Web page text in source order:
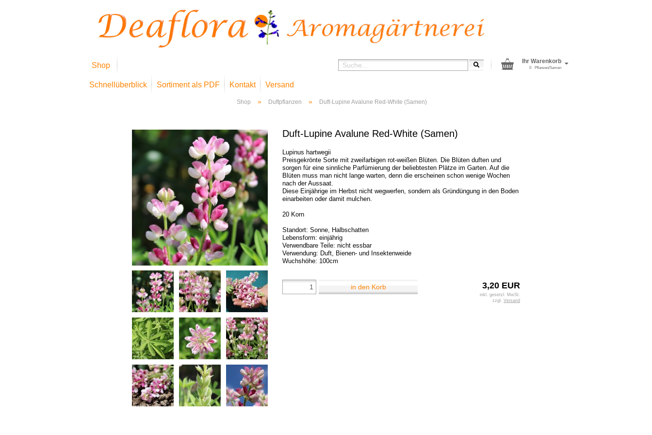
Shop
Schnellüberblick Sortiment als PDF Kontakt Versand
Ihr Warenkorb
Pflanzen/Samen
0
Shop » Duftpflanzen » Duft-Lupine Avalune Red-White (Samen)
Duft-Lupine Avalune Red-White (Samen)
Lupinus hartwegii
Preisgekrönte Sorte mit zweifarbigen rot-weißen Blüten. Die Blüten duften und
sorgen für eine sinnliche Parfümierung der beliebtesten Plätze im Garten. Auf die
Blüten muss man nicht lange warten, denn die erscheinen schon wenige Wochen
nach der Aussaat.
Diese Einjährige im Herbst nicht wegwerfen, sondern als Gründüngung in den Boden
einarbeiten oder damit mulchen.
20 Korn
Standort: Sonne, Halbschatten
Lebensform: einjährig
Verwendbare Teile: nicht essbar
Verwendung: Duft, Bienen- und Insektenweide
Wuchshöhe: 100cm
3,20 EUR
inkl. gesetzl. MwSt.
zzgl. Versand
in den Korb